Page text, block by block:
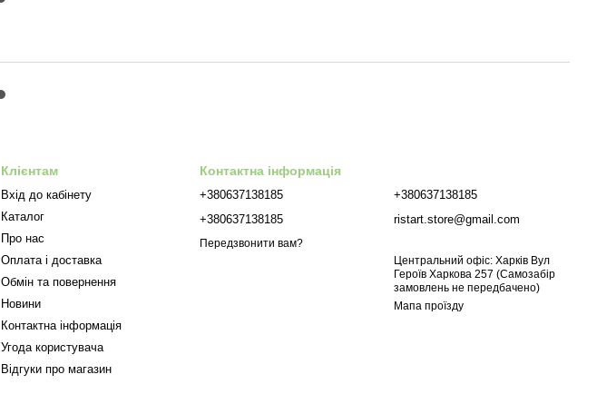
Клієнтам
Вхід до кабінету
Каталог
Про нас
Оплата і доставка
Обмін та повернення
Новини
Контактна інформація
Угода користувача
Відгуки про магазин
Контактна інформація
+380637138185
+380637138185
Передзвонити вам?
+380637138185
ristart.store@gmail.com
Центральний офіс: Харків Вул
Героїв Харкова 257 (Самозабір
замовлень не передбачено)
Мапа проїзду